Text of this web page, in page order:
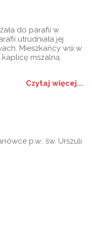
do parafii w
utrudniała jej
Mieszkańcy wsi w
mszalną
Czytaj więcej...
p.w.: św. Urszuli